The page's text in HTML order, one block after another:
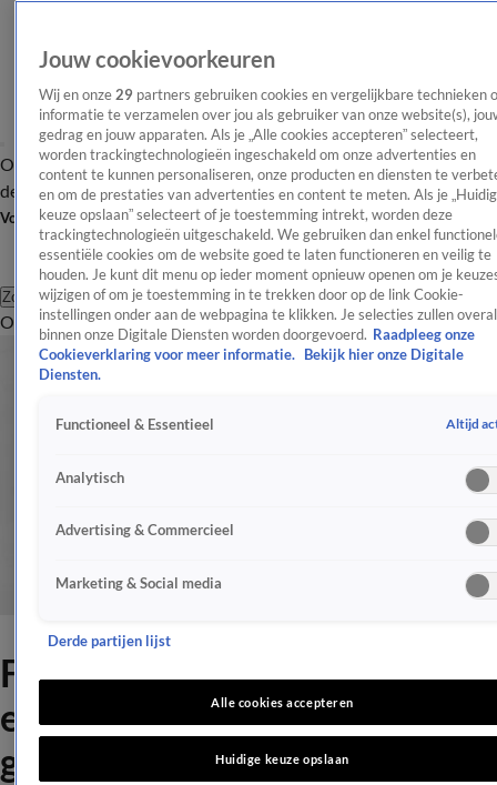
OverzichtAfleveringen Entertainment TV Algemeen
Tip
de redactieNieuwsbrief
Volg Shownieuws
Zoeken
OverzichtEntertainmentSpraakmakendRealityCrimeVideo's
Felicity Huffman voor het
eerst gespot na
gevangenisstraf
Jouw cookievoorkeuren
Wij en onze 29 partners gebruiken cookies en vergelijkbare technieken
informatie te verzamelen over jou als gebruiker van onze website(s),
gedrag en jouw apparaten. Als je „Alle cookies accepteren” selecteert,
worden trackingtechnologieën ingeschakeld om onze advertenties en
content te kunnen personaliseren, onze producten en diensten te
en om de prestaties van advertenties en content te meten. Als je
keuze opslaan” selecteert of je toestemming intrekt, worden deze
trackingtechnologieën uitgeschakeld. We gebruiken dan enkel
essentiële cookies om de website goed te laten functioneren en veilig te
houden. Je kunt dit menu op ieder moment opnieuw openen om je
wijzigen of om je toestemming in te trekken door op de link Cookie-
instellingen onder aan de webpagina te klikken. Je selecties zullen overal
binnen onze Digitale Diensten worden doorgevoerd. Raadpleeg onze
Cookieverklaring voor meer informatie.
Bekijk hier onze Digitale
Diensten.
Functioneel & Essentieel Altijd
Analytisch
Advertising & Commercieel
Marketing & Social media
Derde partijen lijst
Alle cookies accepteren
Huidige keuze opslaan